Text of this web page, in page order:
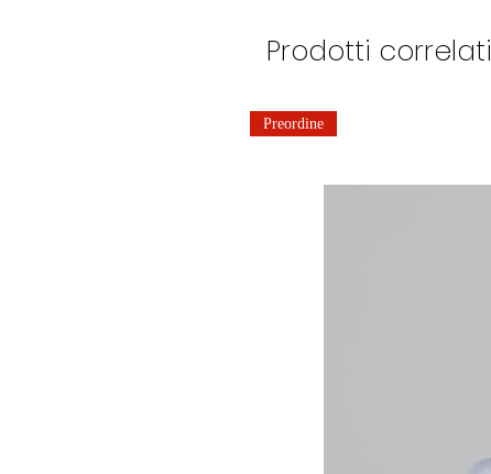
Prodotti correlati
Preordine